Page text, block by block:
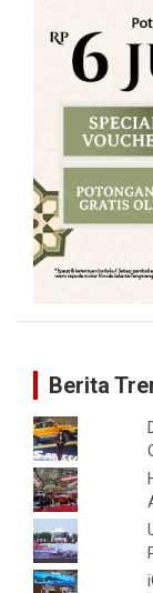
Berita